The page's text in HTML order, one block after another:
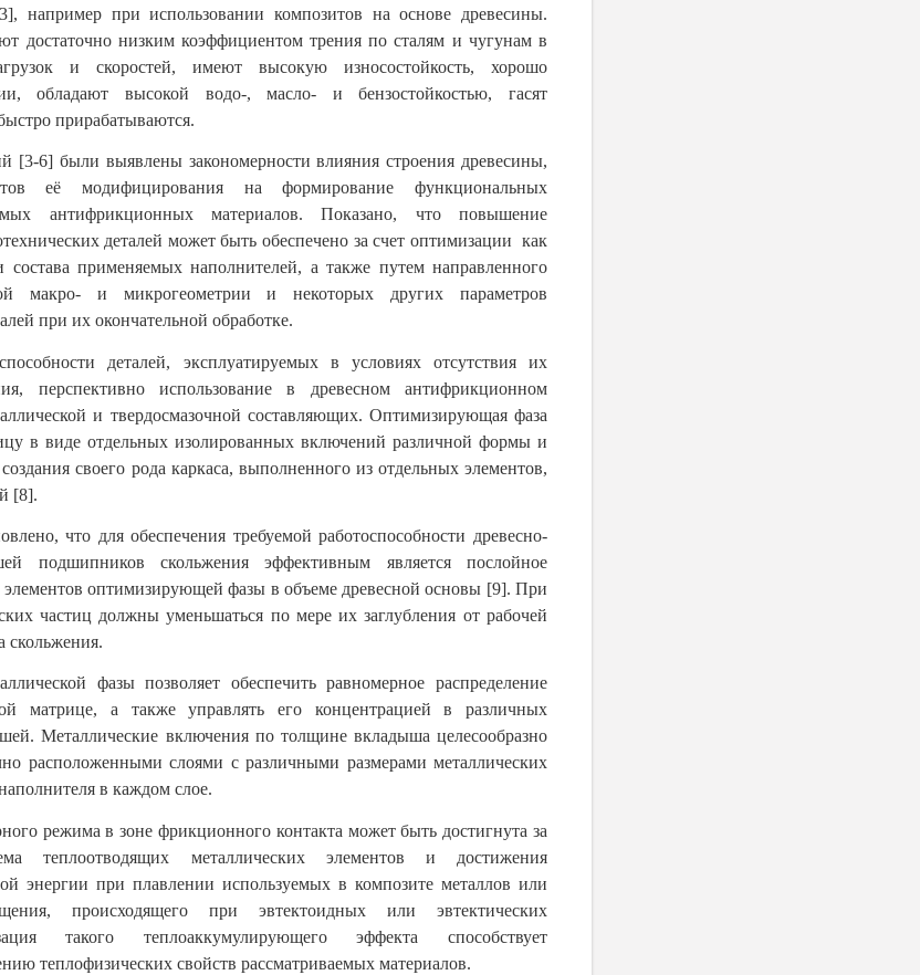
например при использовании композитов на основе древесины.
достаточно низким коэффициентом трения по сталям и чугунам в
и скоростей, имеют высокую износостойкость, хорошо
обладают высокой водо-, масло- и бензостойкостью, гасят
прирабатываются.
[3-6] были выявлены закономерности влияния строения древесины,
её модифицирования на формирование функциональных
антифрикционных материалов. Показано, что повышение
деталей может быть обеспечено за счет оптимизации как
состава применяемых наполнителей, а также путем направленного
макро- и микрогеометрии и некоторых других параметров
при их окончательной обработке.
деталей, эксплуатируемых в условиях отсутствия их
перспективно использование в древесном антифрикционном
и твердосмазочной составляющих. Оптимизирующая фаза
в виде отдельных изолированных включений различной формы и
своего рода каркаса, выполненного из отдельных элементов,
[8].
что для обеспечения требуемой работоспособности древесно-
подшипников скольжения эффективным является послойное
элементов оптимизирующей фазы в объеме древесной основы [9]. При
частиц должны уменьшаться по мере их заглубления от рабочей
скольжения.
фазы позволяет обеспечить равномерное распределение
матрице, а также управлять его концентрацией в различных
Металлические включения по толщине вкладыша целесообразно
расположенными слоями с различными размерами металлических
в каждом слое.
режима в зоне фрикционного контакта может быть достигнута за
теплоотводящих металлических элементов и достижения
энергии при плавлении используемых в композите металлов или
происходящего при эвтектоидных или эвтектических
такого теплоаккумулирующего эффекта способствует
теплофизических свойств рассматриваемых материалов.